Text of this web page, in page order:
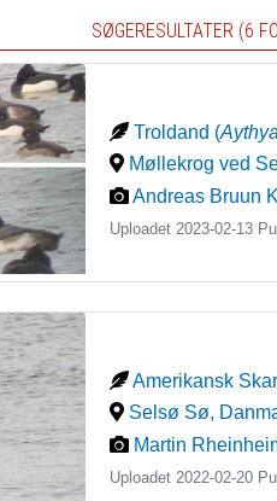
SØGERESULTATER (6
Troldand (
Møllekrog ved
Andreas Bruun
Uploadet 2023-02-13
Amerikansk
Selsø Sø,
Martin
Uploadet 2022-02-20